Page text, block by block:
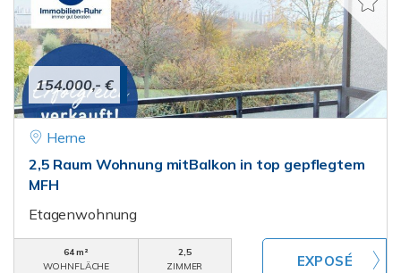
154.000,- €
Herne
2,5 Raum Wohnung mitBalkon in top gepflegtem
MFH
Etagenwohnung
64 m²
WOHNFLÄCHE
2,5
ZIMMER